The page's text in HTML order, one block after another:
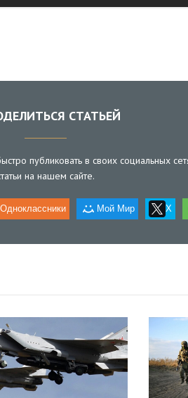
СТАТЬЕЙ
публиковать в своих социальных
на нашем сайте.
Одноклассники Мой Мир X